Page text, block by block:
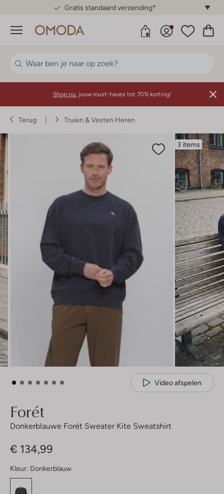
Gratis standaard verzending*
Menu
Shop nu: jouw must-haves tot 70% korting!
Terug Truien & Vesten Heren
3 items
Video afspelen
Forét
Donkerblauwe Forét Sweater Kite Sweatshirt
€ 134,99
Kleur: Donkerblauw